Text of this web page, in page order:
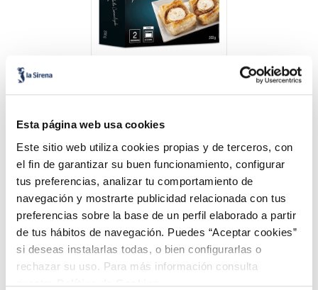
Esta página web usa cookies
Este sitio web utiliza cookies propias y de terceros, con
el fin de garantizar su buen funcionamiento, configurar
tus preferencias, analizar tu comportamiento de
navegación y mostrarte publicidad relacionada con tus
preferencias sobre la base de un perfil elaborado a partir
de tus hábitos de navegación. Puedes “Aceptar cookies”
si deseas instalarlas todas, o bien configurarlas o
rechazar su uso. Para más información consulta
nuestraPolítica de Cookies.
formatge i ceba
Añadir